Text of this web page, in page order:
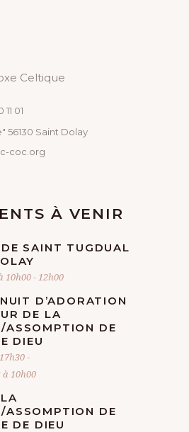
Celtique
01
56130 Saint Dolay
coc.org
À VENIR
SAINT TUGDUAL
10h00-12h00
D’ADORATION
DE LA
ASSOMPTION DE
DIEU
-
10h00
ASSOMPTION DE
DE DIEU